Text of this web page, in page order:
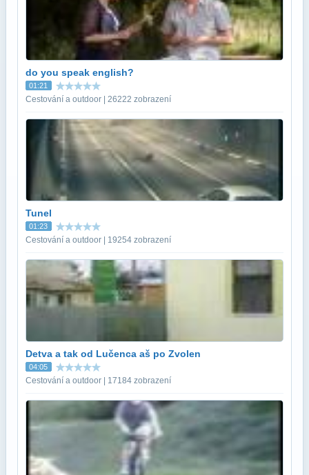
do you speak english?
01:21
Cestování a outdoor | 26222 zobrazení
Tunel
01:23
Cestování a outdoor | 19254 zobrazení
Detva a tak od Lučenca aš po Zvolen
04:05
Cestování a outdoor | 17184 zobrazení